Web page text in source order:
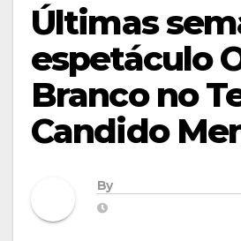
Últimas
espetáculo
Branco no
Candido
By